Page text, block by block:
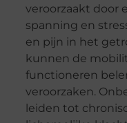
veroorzaakt door
spanning en
en pijn in het
kunnen de
functioneren
veroorzaken.
leiden tot